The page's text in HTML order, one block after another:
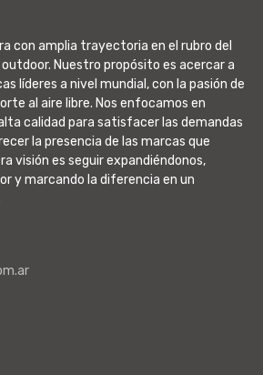
con amplia trayectoria en el rubro del
Nuestro propósito es acercar a
líderes a nivel mundial, con la pasión de
al aire libre. Nos enfocamos en
calidad para satisfacer las demandas
la presencia de las marcas que
visión es seguir expandiéndonos,
y marcando la diferencia en un